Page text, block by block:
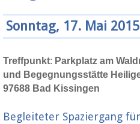
Sonntag, 17. Mai 2015
Treffpunkt: Parkplatz am
und Begegnungsstätte
97688 Bad Kissingen
Begleiteter Spaziergang